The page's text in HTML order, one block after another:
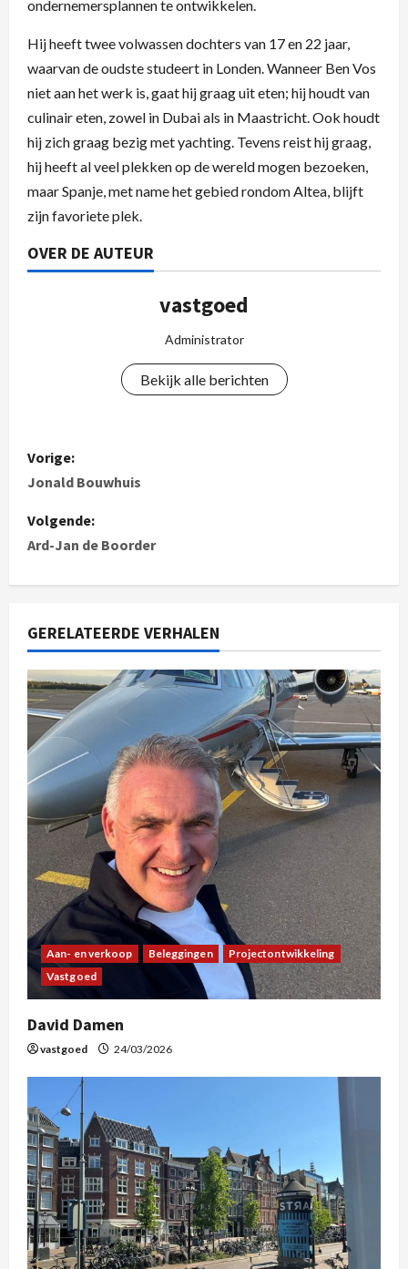
ondernemersplannen te ontwikkelen.
Hij heeft twee volwassen dochters van 17 en 22 jaar,
waarvan de oudste studeert in Londen. Wanneer Ben Vos
niet aan het werk is, gaat hij graag uit eten; hij houdt van
culinair eten, zowel in Dubai als in Maastricht. Ook houdt
hij zich graag bezig met yachting. Tevens reist hij graag,
hij heeft al veel plekken op de wereld mogen bezoeken,
maar Spanje, met name het gebied rondom Altea, blijft
zijn favoriete plek.
OVER DE AUTEUR
vastgoed
Administrator
Bekijk alle berichten
Vorige:
Jonald Bouwhuis
Volgende:
Ard-Jan de Boorder
GERELATEERDE VERHALEN
Aan- en verkoop Beleggingen
Projectontwikkeling
Vastgoed
David Damen
vastgoed 24/03/2026